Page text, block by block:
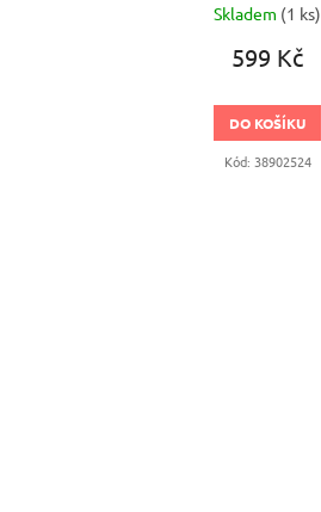
Skladem (1 ks)
599 Kč
DO KOŠÍKU
Kód: 38902524